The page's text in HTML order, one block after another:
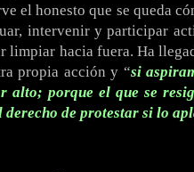
el honesto que se queda
intervenir y participar
limpiar hacia fuera. Ha
propia acción y “si
alto; porque el que se
de protestar si lo